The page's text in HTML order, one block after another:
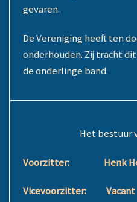
gevaren.
De Vereniging heeft ten
onderhouden. Zij tracht
de onderlinge band.
Het bestuur
Voorzitter: Henk
Vicevoorzitter: Vacant